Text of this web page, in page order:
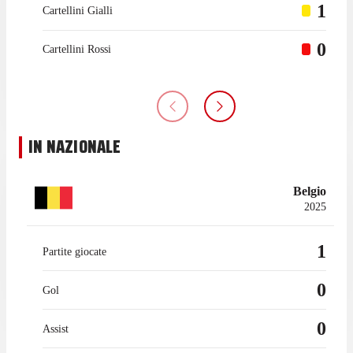
Cartellini Gialli 1
Cartellini Rossi 0
IN NAZIONALE
Belgio
2025
Partite giocate 1
Gol 0
Assist 0